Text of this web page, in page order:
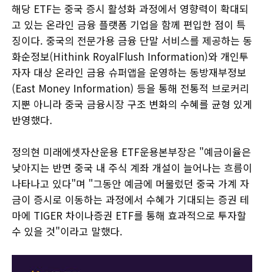
해당 ETF는 중국 증시 활성화 과정에서 영향력이 확대되
고 있는 온라인 금융 플랫폼 기업을 함께 편입한 점이 특
징이다. 중국의 전문가용 금융 단말 서비스를 제공하는 동
화순정보(Hithink RoyalFlush Information)와 개인투
자자 대상 온라인 금융 슈퍼앱을 운영하는 동방재부정보
(East Money Information) 등을 통해 전통적 브로커리
지뿐 아니라 중국 금융시장 구조 변화의 수혜를 균형 있게
반영했다.
정의현 미래에셋자산운용 ETF운용본부장은 "예금이율은
낮아지는 반면 중국 내 주식 계좌 개설이 늘어나는 흐름이
나타나고 있다"며 "그동안 예금에 머물렀던 중국 가계 자
금이 증시로 이동하는 과정에서 수혜가 기대되는 증권 테
마에 TIGER 차이나증권 ETF를 통해 효과적으로 투자할
수 있을 것"이라고 말했다.